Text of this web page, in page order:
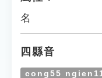
名
四縣音
cong55